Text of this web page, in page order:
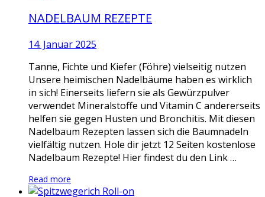
NADELBAUM REZEPTE
14. Januar 2025
Tanne, Fichte und Kiefer (Föhre) vielseitig nutzen
Unsere heimischen Nadelbäume haben es wirklich
in sich! Einerseits liefern sie als Gewürzpulver
verwendet Mineralstoffe und Vitamin C andererseits
helfen sie gegen Husten und Bronchitis. Mit diesen
Nadelbaum Rezepten lassen sich die Baumnadeln
vielfältig nutzen. Hole dir jetzt 12 Seiten kostenlose
Nadelbaum Rezepte! Hier findest du den Link …
Read more